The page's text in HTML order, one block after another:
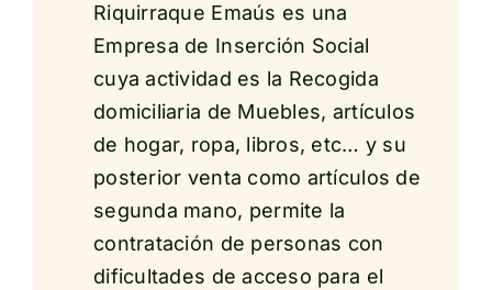
Riquirraque Emaús es una
Empresa de Inserción Social
cuya actividad es la Recogida
domiciliaria de Muebles, artículos
de hogar, ropa, libros, etc… y su
posterior venta como artículos de
segunda mano, permite la
contratación de personas con
dificultades de acceso para el